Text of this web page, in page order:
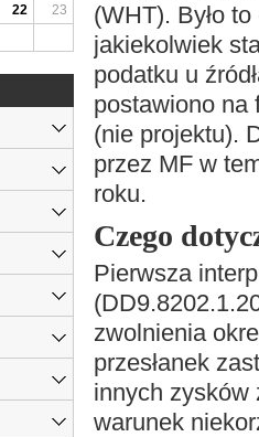
(WHT). Było
jakiekolwiek
podatku u
postawiono na
(nie projektu).
przez MF w
roku.
Czego
Pierwsza
zwolnienia
przesłanek
innych zysków
warunek
22
23